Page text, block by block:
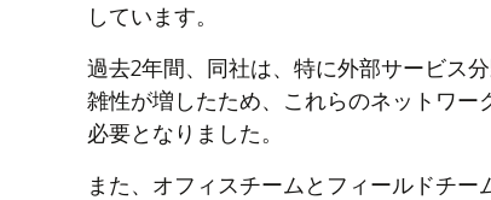
しています。
過去2年間、同社は、特に外部サービス
雑性が増したため、これらのネットワ
必要となりました。
また、オフィスチームとフィールドチ